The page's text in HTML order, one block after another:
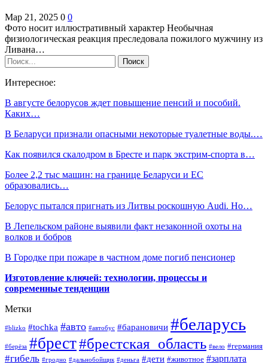
Мар 21, 2025 0 0
Фото носит иллюстративный характер Необычная
физиологическая реакция преследовала пожилого мужчину из
Ливана…
Интересное:
В августе белорусов ждет повышение пенсий и пособий.
Каких…
В Беларуси признали опасными некоторые туалетные воды.…
Как появился скалодром в Бресте и парк экстрим-спорта в…
Более 2,2 тыс машин: на границе Беларуси и ЕС
образовались…
Белорус пытался пригнать из Литвы роскошную Audi. Но…
В Лепельском районе выявили факт незаконной охоты на
волков и бобров
В Городке при пожаре в частном доме погиб пенсионер
Изготовление ключей: технологии, процессы и
современные тенденции
Метки
#blizko #tochka #авто #автобус #барановичи #беларусь
#берёза #брест#брестская_область #вело #германия
#гибель #гродно #дальнобойщик #деньга #дети #животное #зарплата